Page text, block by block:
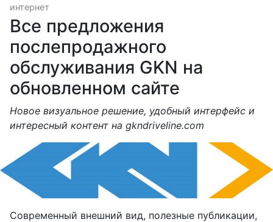
интернет
Все предложения
послепродажного
обслуживания GKN на
обновленном сайте
Новое визуальное решение, удобный интерфейс и
интересный контент на gkndriveline.com
Современный внешний вид, полезные публикации,